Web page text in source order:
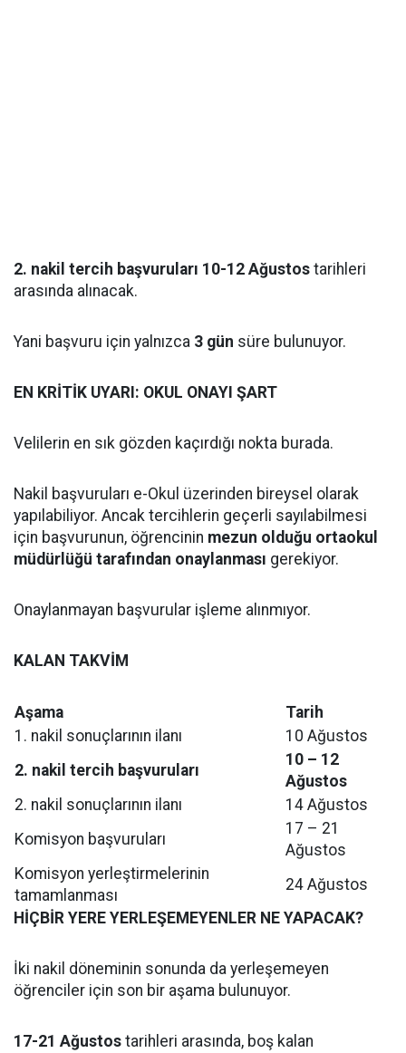
2. nakil tercih başvuruları 10-12 Ağustos tarihleri
arasında alınacak.
Yani başvuru için yalnızca 3 gün süre bulunuyor.
EN KRİTİK UYARI: OKUL ONAYI ŞART
Velilerin en sık gözden kaçırdığı nokta burada.
Nakil başvuruları e-Okul üzerinden bireysel olarak
yapılabiliyor. Ancak tercihlerin geçerli sayılabilmesi
için başvurunun, öğrencinin mezun olduğu ortaokul
müdürlüğü tarafından onaylanması gerekiyor.
Onaylanmayan başvurular işleme alınmıyor.
KALAN TAKVİM
Aşama
Tarih
1. nakil sonuçlarının ilanı
10 Ağustos
2. nakil tercih başvuruları
10 – 12
Ağustos
2. nakil sonuçlarının ilanı
14 Ağustos
Komisyon başvuruları
17 – 21
Ağustos
Komisyon yerleştirmelerinin
tamamlanması
24 Ağustos
HİÇBİR YERE YERLEŞEMEYENLER NE YAPACAK?
İki nakil döneminin sonunda da yerleşemeyen
öğrenciler için son bir aşama bulunuyor.
17-21 Ağustos tarihleri arasında, boş kalan